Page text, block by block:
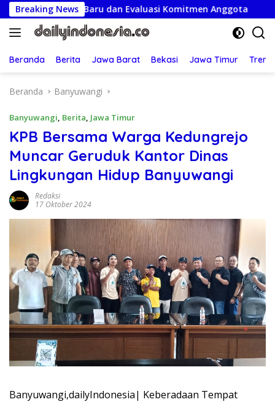
Langsung
ke
konten
Breaking News
Baru dan Evaluasi Komitmen Anggota Semarak
Beranda Berita Jawa Barat Bekasi Jawa Timur
Beranda Banyuwangi
Banyuwangi, Berita, Jawa Timur
KPB Bersama Warga Kedungrejo
Muncar Geruduk Kantor Dinas
Lingkungan Hidup Banyuwangi
Redaksi
17 Oktober 2024
Banyuwangi,dailyIndonesia| Keberadaan Tempat